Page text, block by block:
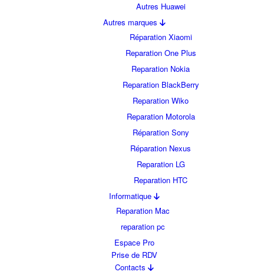
Autres Huawei
Autres marques
Réparation Xiaomi
Reparation One Plus
Reparation Nokia
Reparation BlackBerry
Reparation Wiko
Reparation Motorola
Réparation Sony
Réparation Nexus
Reparation LG
Reparation HTC
Informatique
Reparation Mac
reparation pc
Espace Pro
Prise de RDV
Contacts